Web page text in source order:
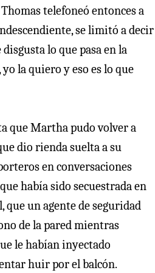
telefoneó entonces a
se limitó a decir
lo que pasa en la
la quiero y eso es lo que
que Martha pudo volver a
dio rienda suelta a su
en conversaciones
había sido secuestrada en
que un agente de seguridad
de la pared mientras
le habían inyectado
huir por el balcón.